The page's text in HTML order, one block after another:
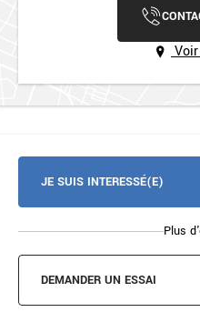
JE SUIS INTERESSÉ(E)
Plus
DEMANDER UN ESSAI